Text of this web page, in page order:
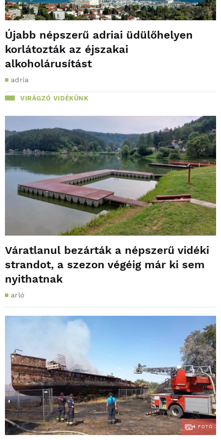
Újabb népszerű adriai üdülőhelyen
korlátozták az éjszakai
alkoholárusítást
adria
VIRÁGZÓ VIDÉKÜNK
Váratlanul bezárták a népszerű vidéki
strandot, a szezon végéig már ki sem
nyithatnak
arló
4 FOTÓ